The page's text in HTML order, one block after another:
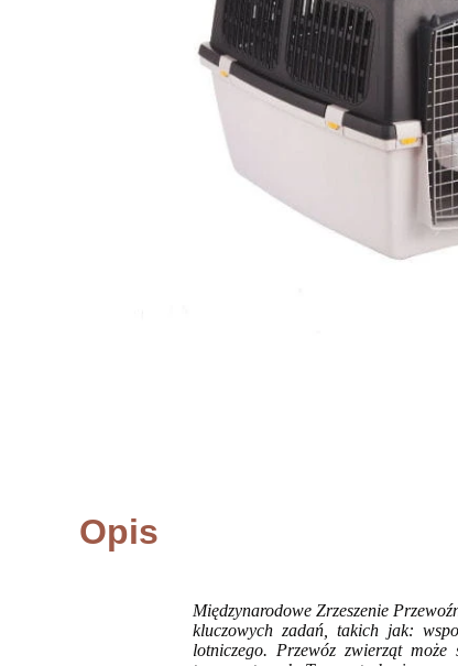
Opis
Międzynarodowe Zrzeszenie
kluczowych zadań, takich jak:
lotniczego. Przewóz zwierząt